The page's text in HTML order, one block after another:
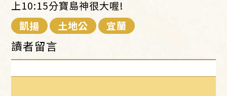
上10:15分寶島神很大喔!
凱揚
土地公 宜蘭
讀者留言